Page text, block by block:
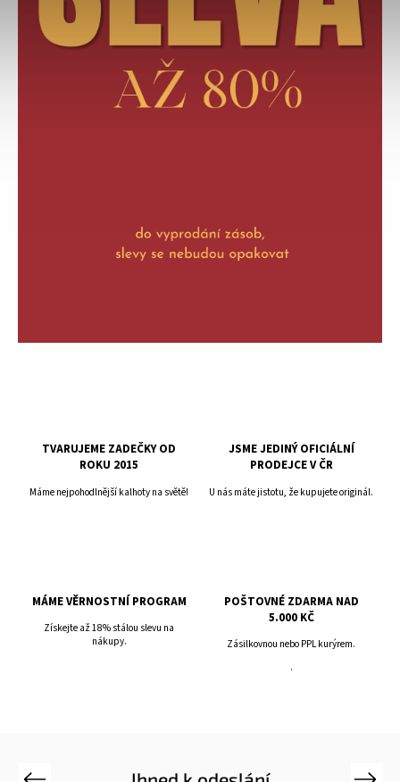
TVARUJEME ZADEČKY OD
ROKU 2015
Máme nejpohodlnější kalhoty na světě!
JSME JEDINÝ OFICIÁLNÍ
PRODEJCE V ČR
U nás máte jistotu, že kupujete originál.
MÁME VĚRNOSTNÍ PROGRAM
Získejte až 18% stálou slevu na
nákupy.
POŠTOVNÉ ZDARMA NAD
5.000 KČ
Zásilkovnou nebo PPL kurýrem.
.
Previous Next